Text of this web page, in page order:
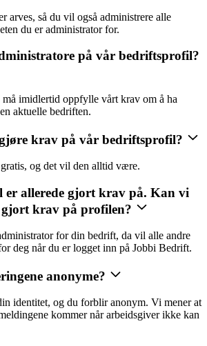
arves, så du vil også administrere alle
du er administrator for.
på vår bedriftsprofil?
må imidlertid oppfylle vårt krav om å ha
aktuelle bedriften.
krav på vår bedriftsprofil?
og det vil den alltid være.
allerede gjort krav på. Kan vi
gjort krav på profilen?
for din bedrift, da vil alle andre
deg når du er logget inn på Jobbi Bedrift.
anonyme?
identitet, og du forblir anonym. Vi mener at
kommer når arbeidsgiver ikke kan